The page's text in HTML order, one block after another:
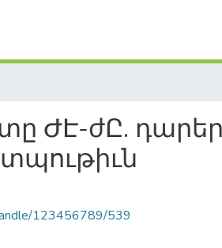
ԺԷ-ժԸ.
123456789/539